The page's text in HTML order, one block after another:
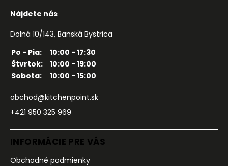
Nájdete nás
Dolná 10/143, Banská Bystrica
Po - Pia:
10:00 - 17:30
Štvrtok:
10:00 - 19:00
Sobota:
10:00 - 15:00
obchod@kitchenpoint.sk
+421 950 325 969
INFORMÁCIE PRE VÁS
Obchodné podmienky